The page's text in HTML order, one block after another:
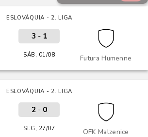
ESLOVÁQUIA - 2. LIGA
Futura Humenne
3 - 1
SÁB, 01/08
ESLOVÁQUIA - 2. LIGA
OFK Malzenice
2- 0
SEG, 27/07